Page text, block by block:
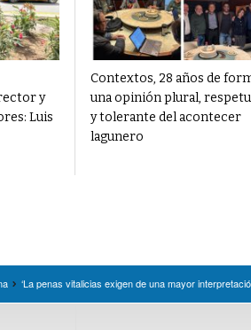
y
Luis
Contextos, 28 años de
una opinión plural,
y tolerante del acontecer
lagunero
‘La penas vitalicias exigen de una mayor